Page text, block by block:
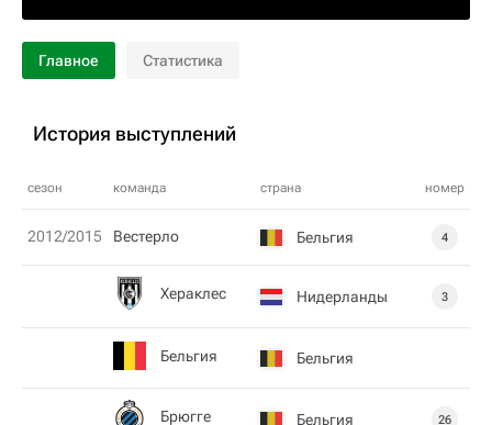
Главное Статистика
История выступлений
сезон команда страна номер
2012/2015 Вестерло Бельгия 4
Хераклес Нидерланды 3
Бельгия Бельгия
Брюгге Бельгия 26